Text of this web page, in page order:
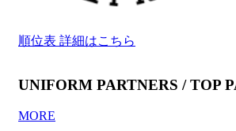
順位表 詳細はこちら
UNIFORM PARTNERS / TOP
MORE